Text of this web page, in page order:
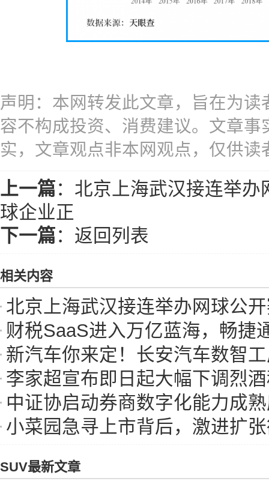
声明：本网转发此文章，旨在为
容不构成投资、消费建议。文章
实，文章观点非本网观点，仅供读
上一篇： 北京上海武汉接连举办
球企业正
下一篇： 返回列表
相关内容
北京上海武汉接连举办网球公开赛 我
财税SaaS进入万亿蓝海，畅捷
新汽车你来定！长安汽车数智工厂重构
李家超宣布即日起大幅下调烈酒税，
中证协启动券商数字化能力成
小菜园急寻上市背后，激进扩张欲融资
SUV最新文章